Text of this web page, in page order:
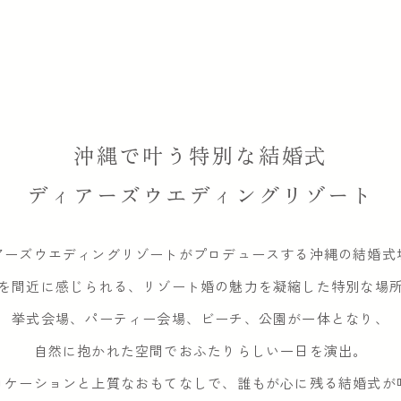
沖縄で叶う特別な結婚式
ディアーズウエディングリゾート
ーズウエディングリゾートがプロデュースする沖縄の結婚式
間近に感じられる、
リゾート婚の魅力を凝縮した特別な場所
挙式会場、パーティー会場、ビーチ、 公園が一体となり、
自然に抱かれた空間で おふたりらしい一日を演出。
ーションと上質なおもてなしで、 誰もが心に残る結婚式が